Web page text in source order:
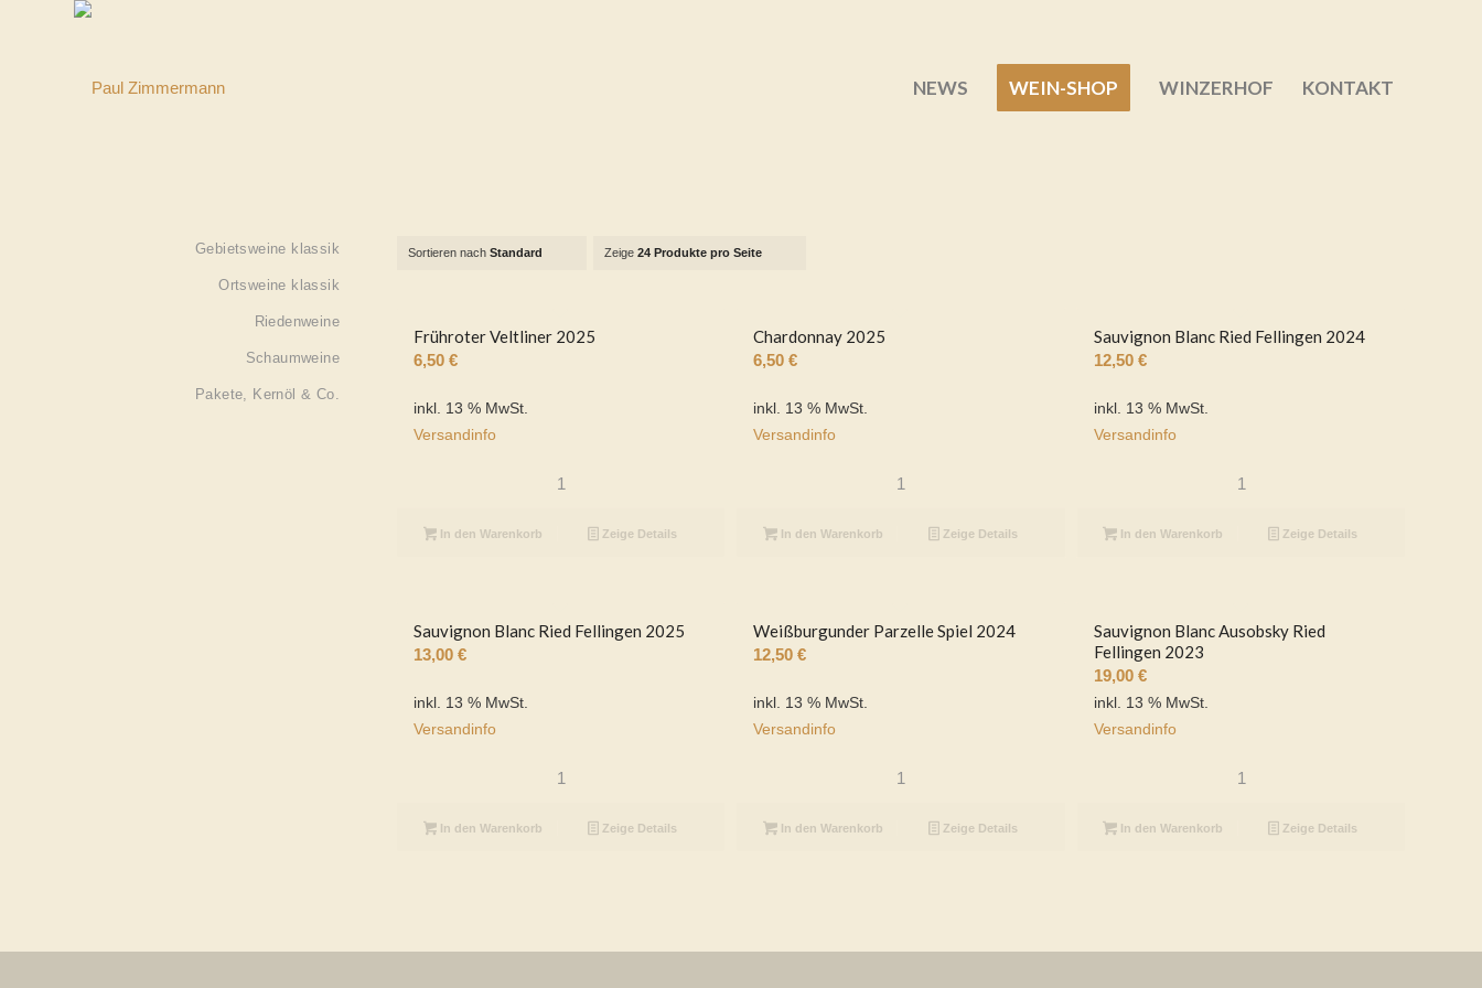
NEWS WEIN-SHOP WINZERHOF KONTAKT
Sortieren nach Standard Zeige 24 Produkte pro Seite
Frühroter Veltliner 2025
6,50 €
inkl. 13 % MwSt.
Versandinfo
In den Warenkorb Zeige Details
Chardonnay 2025
6,50€
inkl. 13 % MwSt.
Versandinfo
In den Warenkorb Zeige Details
Sauvignon Blanc Ried Fellingen 2024
12,50 €
inkl. 13 % MwSt.
Versandinfo
In den Warenkorb Zeige Details
Sauvignon Blanc Ried Fellingen 2025
13,00 €
inkl. 13 % MwSt.
Versandinfo
In den Warenkorb Zeige Details
Weißburgunder Parzelle Spiel 2024
12,50€
inkl. 13 % MwSt.
Versandinfo
In den Warenkorb Zeige Details
Sauvignon Blanc Ausobsky Ried
Fellingen 2023
19,00 €
inkl. 13 % MwSt.
Versandinfo
In den Warenkorb Zeige Details
Gebietsweine klassik
Ortsweine klassik
Riedenweine
Schaumweine
Pakete, Kernöl & Co.